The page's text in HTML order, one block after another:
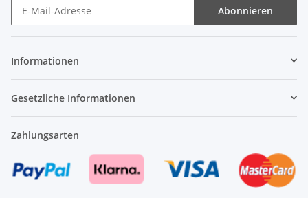
Abonnieren
Informationen
Gesetzliche Informationen
Zahlungsarten